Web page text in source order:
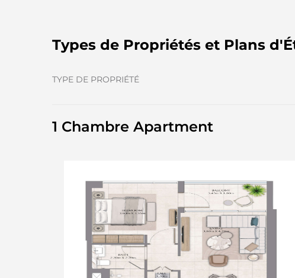
Types de Propriétés et Plans
TYPE DE PROPRIÉTÉ
1 Chambre Apartment